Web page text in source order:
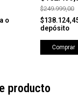
o
$249.999,00
depósito
Comprar
producto